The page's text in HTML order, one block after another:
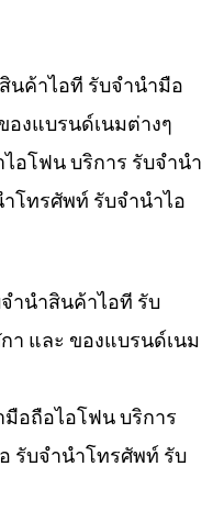
นค้าไอที รับจำนำมือ
งแบรนด์เนมต่างๆ
อโฟน บริการ รับจำนำ
โทรศัพท์ รับจำนำไอ
ำนำสินค้าไอที รับ
า และ ของแบรนด์เนม
อถือไอโฟน บริการ
รับจำนำโทรศัพท์ รับ